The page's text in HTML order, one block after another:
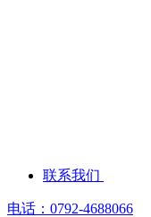
联系我们
电话：0792-4688066